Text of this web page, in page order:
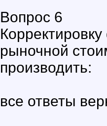
Вопрос 6
рыночной
производить:
все ответы